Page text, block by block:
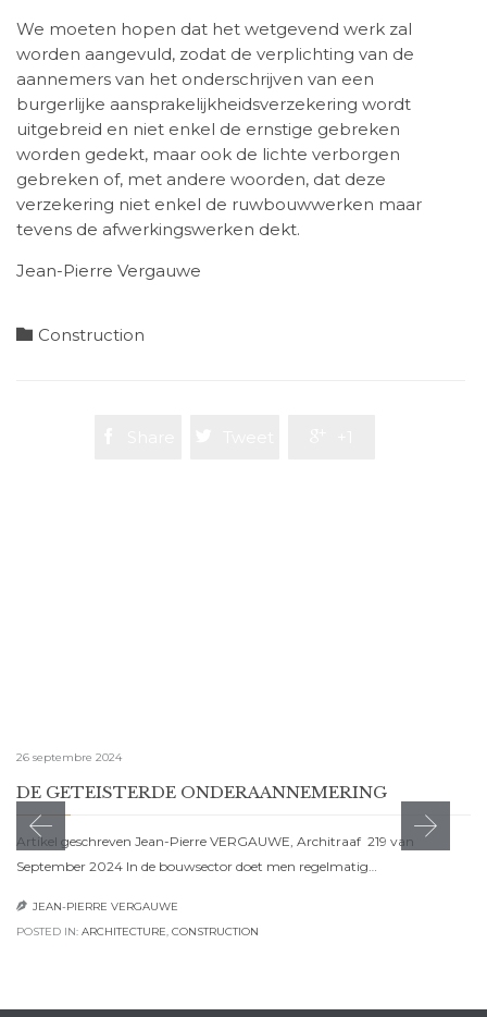
We moeten hopen dat het wetgevend werk zal
worden aangevuld, zodat de verplichting van de
aannemers van het onderschrijven van een
burgerlijke aansprakelijkheidsverzekering wordt
uitgebreid en niet enkel de ernstige gebreken
worden gedekt, maar ook de lichte verborgen
gebreken of, met andere woorden, dat deze
verzekering niet enkel de ruwbouwwerken maar
tevens de afwerkingswerken dekt.
Jean-Pierre Vergauwe
 Category
Construction
26 septembre 2024
DE GETEISTERDE ONDERAANNEMERING
Artikel geschreven Jean-Pierre VERGAUWE, Architraaf 219 van
September 2024 In de bouwsector doet men regelmatig…
 JEAN-PIERRE VERGAUWE
POSTED IN: ARCHITECTURE, CONSTRUCTION